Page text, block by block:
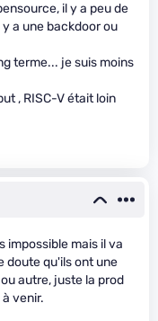
il y a peu de
a une backdoor ou
terme... je suis moins
, RISC-V était loin
impossible mais il va
doute qu'ils ont une
autre, juste la prod
venir.